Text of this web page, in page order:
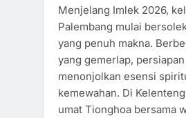
Menjelang Imlek 2026,
Palembang mulai
yang penuh makna.
yang gemerlap,
menonjolkan esensi
kemewahan. Di
umat Tionghoa bersama